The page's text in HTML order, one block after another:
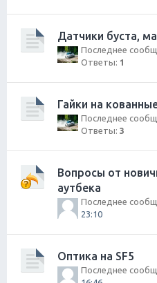
Датчики буста,
Последнее
Ответы: 1
Гайки на
Последнее
Ответы: 3
Вопросы от
аутбека
Последнее
23:10
Оптика на SF5
Последнее